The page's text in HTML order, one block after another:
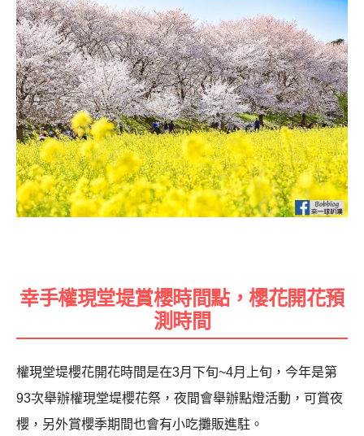
幸手權現堂堤賞櫻時間點，櫻花開花預
測時間
權現堂堤櫻花開花時間是在3月下旬~4月上旬，今年是第
93次舉辦權現堂堤櫻花祭，夜間會舉辦點燈活動，可賞夜
櫻，另外賞櫻季期間也會有小吃攤販進駐。